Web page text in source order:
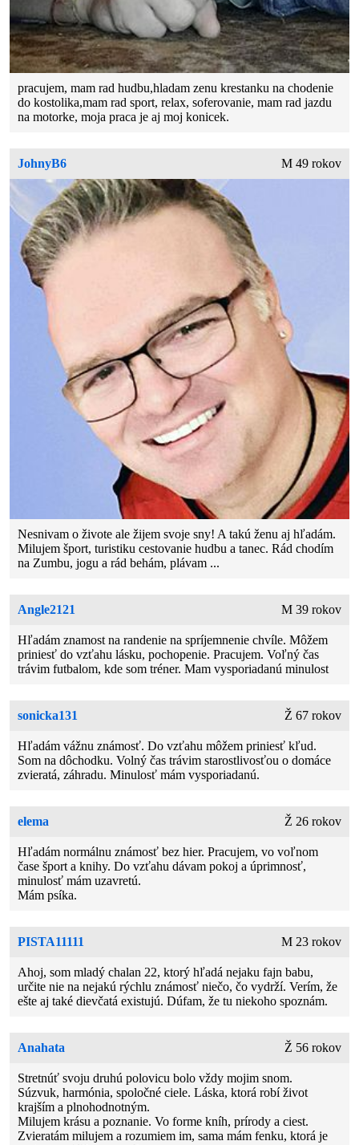
pracujem, mam rad hudbu,hladam zenu krestanku na chodenie
do kostolika,mam rad sport, relax, soferovanie, mam rad jazdu
na motorke, moja praca je aj moj konicek.
JohnyB6 M 49 rokov
Nesnivam o živote ale žijem svoje sny! A takú ženu aj hľadám.
Milujem šport, turistiku cestovanie hudbu a tanec. Rád chodím
na Zumbu, jogu a rád behám, plávam ...
Angle2121 M 39 rokov
Hľadám znamost na randenie na spríjemnenie chvíle. Môžem
priniesť do vzťahu lásku, pochopenie. Pracujem. Voľný čas
trávim futbalom, kde som tréner. Mam vysporiadanú minulost
sonicka131 Ž 67 rokov
Hľadám vážnu známosť. Do vzťahu môžem priniesť kľud.
Som na dôchodku. Volný čas trávim starostlivosťou o domáce
zvieratá, záhradu. Minulosť mám vysporiadanú.
elema Ž 26 rokov
Hľadám normálnu známosť bez hier. Pracujem, vo voľnom
čase šport a knihy. Do vzťahu dávam pokoj a úprimnosť,
minulosť mám uzavretú.
Mám psíka.
PISTA11111 M 23 rokov
Ahoj, som mladý chalan 22, ktorý hľadá nejaku fajn babu,
určite nie na nejakú rýchlu známosť niečo, čo vydrží. Verím, že
ešte aj také dievčatá existujú. Dúfam, že tu niekoho spoznám.
Anahata Ž 56 rokov
Stretnúť svoju druhú polovicu bolo vždy mojim snom.
Súzvuk, harmónia, spoločné ciele. Láska, ktorá robí život
krajším a plnohodnotným.
Milujem krásu a poznanie. Vo forme kníh, prírody a ciest.
Zvieratám milujem a rozumiem im, sama mám fenku, ktorá je